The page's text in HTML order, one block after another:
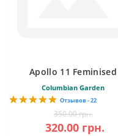
Apollo 11 Feminised
Columbian Garden
Отзывов - 22
350.00 грн.
320.00 грн.